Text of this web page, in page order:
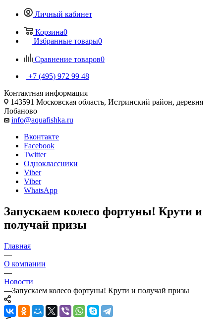
Личный кабинет
Корзина0
Избранные товары0
Сравнение товаров0
+7 (495) 972 99 48
Контактная информация
143591 Московская область, Истринский район, деревня
Лобаново
info@aquafishka.ru
Вконтакте
Facebook
Twitter
Одноклассники
Viber
Viber
WhatsApp
Запускаем колесо фортуны! Крути и
получай призы
Главная
—
О компании
—
Новости
—Запускаем колесо фортуны! Крути и получай призы